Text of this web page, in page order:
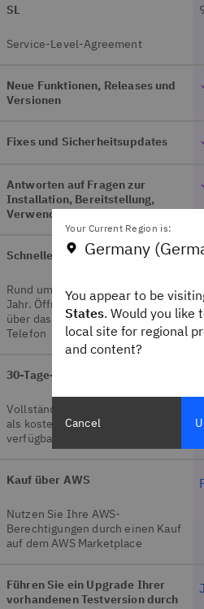
SL
Service-Level-Agreement
Neue Funktionen, Releases und
Versionen
Fixes und Sicherheitsupdates
Antworten auf Fragen zur
Installation, Bereitstellung,
Verwendung und zum Code
Schnelle problembehebung
Rund um die Uhr, 365 Tage im
Jahr. Öffnen Sie einfach einen Fall
über das Internet, per Chat oder
Telefon
30-Tage-Test verfügbar
Vollständiger Funktionsumfang
als kostenlose Testversion
verfügbar
Kauf über AWS
Nutzen Sie Ihre AWS-
Berechtigungen durch einen Kauf
auf dem AWS Marketplace
Führen Sie ein Upgrade Ihrer
vorhandenen Testversion durch
Your Current Region is:
Germany
You appear to be
States. Would you like
local site for regional
and content?
Cancel